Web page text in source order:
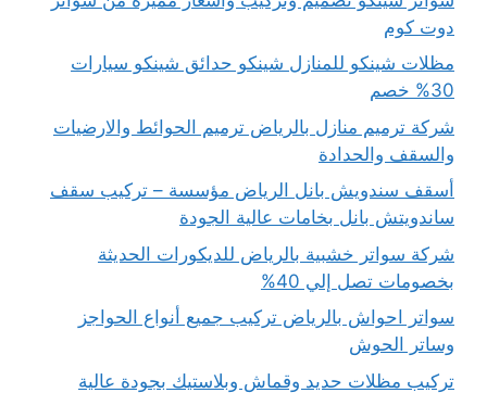
دوت كوم
مظلات شينكو للمنازل شينكو حدائق شينكو سيارات
30% خصم
شركة ترميم منازل بالرياض ترميم الحوائط والارضيات
والسقف والحدادة
أسقف سندويش بانل الرياض مؤسسة – تركيب سقف
ساندويتش بانل بخامات عالية الجودة
شركة سواتر خشبية بالرياض للديكورات الحديثة
بخصومات تصل إلي 40%
سواتر احواش بالرياض تركيب جميع أنواع الحواجز
وساتر الحوش
تركيب مظلات حديد وقماش وبلاستيك بجودة عالية